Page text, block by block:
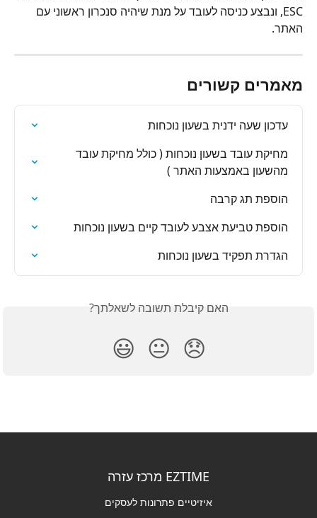
ESC, ונבצע כניסה לעובד על מנת שיהיה סנכרון ראשוני עם
האתר.
מאמרים קשורים
עדכון שעה ידנית בשעון נוכחות
מחיקת עובד בשעון נוכחות ( כולל מחיקת עובד
מהשעון באמצעות האתר )
הוספת תג קרבה
הוספת טביעת אצבע לעובד קיים בשעון נוכחות
הגדרת תפקיד בשעון נוכחות
האם קיבלת תשובה לשאלתך?
😞
😐
😃
EZTIME מרכז עזרה
איזיטיים פתרונות לעסקים